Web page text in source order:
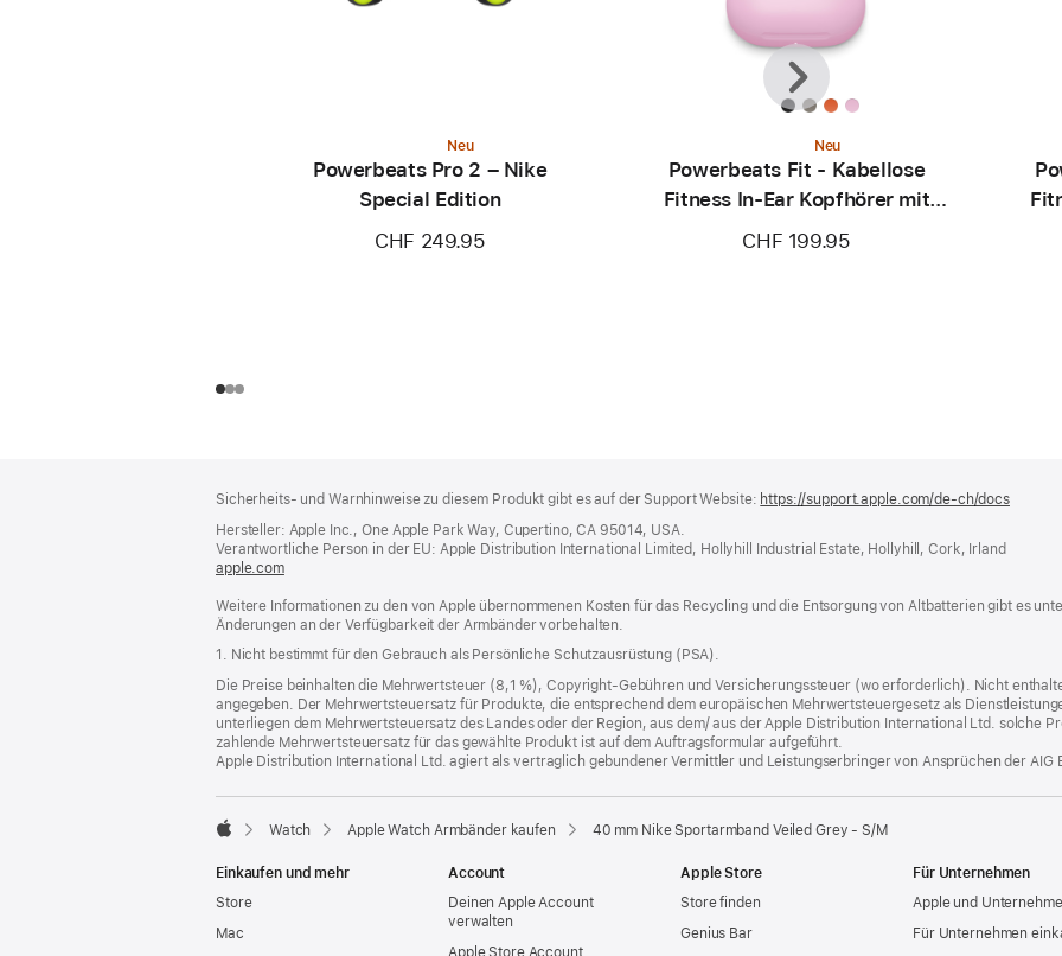
Neu
Powerbeats Pro 2 – Nike
Special Edition
CHF 249.95
Neu
Powerbeats Fit - Kabellose
Fitness In-Ear Kopfhörer mit
sicherem Sitz - Powerpink
CHF 199.95
Zurück
Weiter
Sicherheits- und Warnhinweise zu diesem Produkt gibt es auf der Support Website: https://support.apple.com/de-ch/docs(öffnet
Hersteller: Apple Inc., One Apple Park Way, Cupertino, CA 95014, USA.
Verantwortliche Person in der EU: Apple Distribution International Limited, Hollyhill Industrial Estate, Hollyhill, Cork, Irland
apple.com(öffnet
neues
Fenster)
Weitere Informationen zu den von Apple übernommenen Kosten für das Recycling und die Entsorgung von Altbatterien gibt es
Änderungen an der Verfügbarkeit der Armbänder vorbehalten.
1. Nicht bestimmt für den Gebrauch als Persönliche Schutzausrüstung (PSA).
Die Preise beinhalten die Mehrwertsteuer (8,1 %), Copyright-Gebühren und Versicherungssteuer (wo erforderlich). Nicht
angegeben. Der Mehrwertsteuersatz für Produkte, die entsprechend dem europäischen Mehrwertsteuergesetz als
unterliegen dem Mehrwertsteuersatz des Landes oder der Region, aus dem/ aus der Apple Distribution International Ltd. solche
zahlende Mehrwertsteuersatz für das gewählte Produkt ist auf dem Auftragsformular aufgeführt.
Apple Distribution International Ltd. agiert als vertraglich gebundener Vermittler und Leistungserbringer von Ansprüchen der AIG
Watch Apple Watch Armbänder kaufen 40 mm Nike Sportarmband Veiled Grey - S/M
Einkaufen und mehr
Store
Mac
Account
Deinen Apple Account
verwalten
Apple Store Account
Apple Store
Store finden
Genius Bar
Für Unternehmen
Apple und
Für Unternehmen